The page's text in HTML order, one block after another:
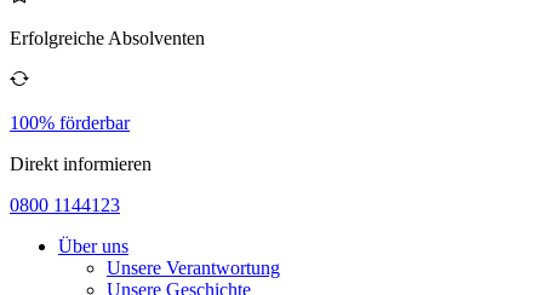
Erfolgreiche Absolventen
100% förderbar
Direkt informieren
0800 1144123
Über uns
Unsere Verantwortung
Unsere Geschichte